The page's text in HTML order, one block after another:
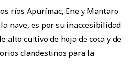
ríos Apurímac, Ene y Mantaro
la nave, es por su inaccesibilidad
alto cultivo de hoja de coca y de
clandestinos para la